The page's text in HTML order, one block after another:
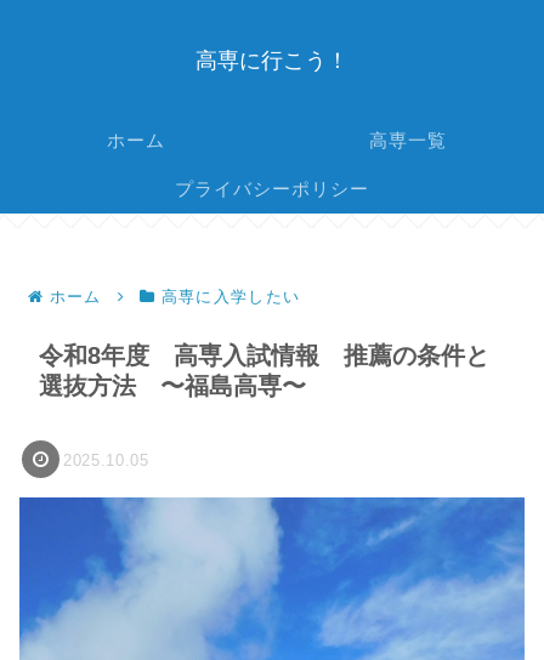
高専に行こう！
ホーム 高専一覧
プライバシーポリシー
ホーム 高専に入学したい
令和8年度 高専入試情報 推薦の条件と
選抜方法 〜福島高専〜
2025.10.05